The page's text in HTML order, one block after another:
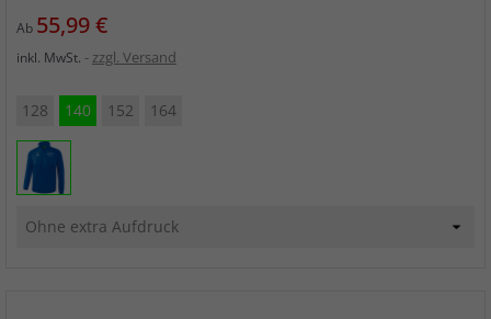
Ab Preis
55,99 €
inkl. MwSt. zzgl. Versand
128 140 152 164